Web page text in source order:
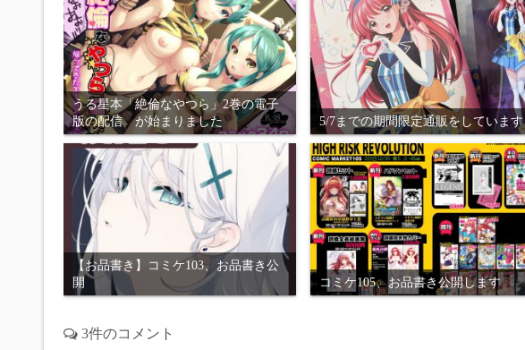
うる星本「絶倫なやつら」2巻の電子
版の配信 が始まりました
5/7までの期間限定通販をしています
【お品書き】コミケ103、お品書き公
開
コミケ105、お品書き公開します
3件のコメント